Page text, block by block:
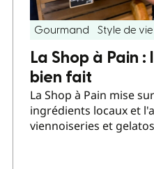
Gourmand Style de vie
La Shop à Pain
bien fait
La Shop à Pain mise
ingrédients locaux et
viennoiseries et